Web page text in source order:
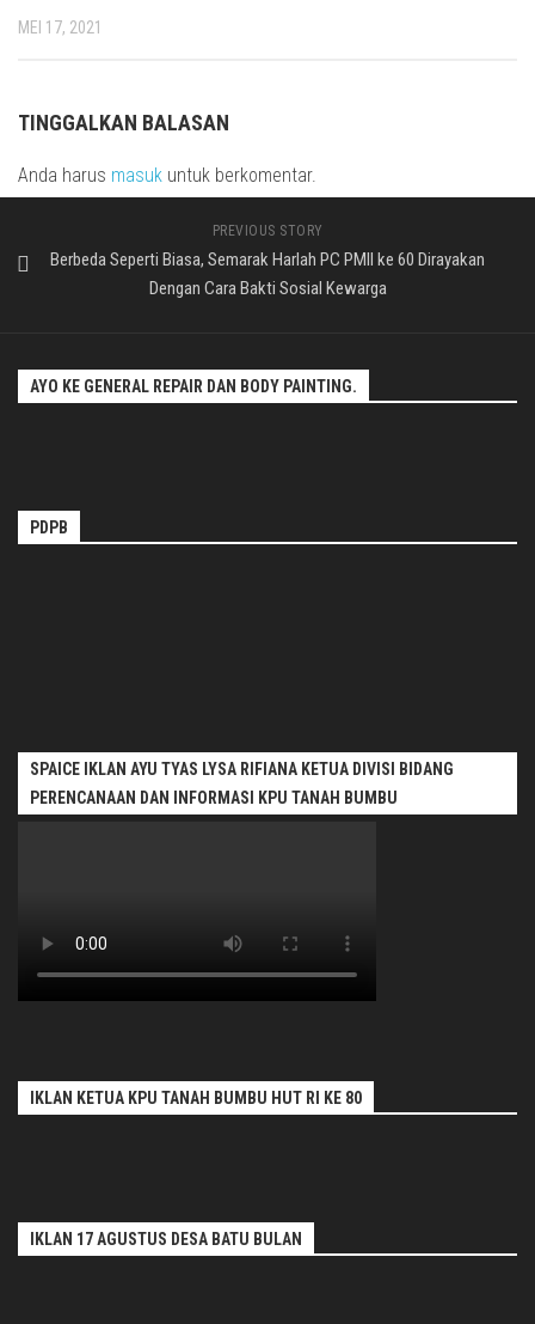
MEI 17, 2021
TINGGALKAN BALASAN
Anda harus masuk untuk berkomentar.
PREVIOUS STORY
Berbeda Seperti Biasa, Semarak Harlah PC PMII ke 60 Dirayakan
Dengan Cara Bakti Sosial Kewarga
AYO KE GENERAL REPAIR DAN BODY PAINTING.
PDPB
SPAICE IKLAN AYU TYAS LYSA RIFIANA KETUA DIVISI BIDANG
PERENCANAAN DAN INFORMASI KPU TANAH BUMBU
IKLAN KETUA KPU TANAH BUMBU HUT RI KE 80
IKLAN 17 AGUSTUS DESA BATU BULAN